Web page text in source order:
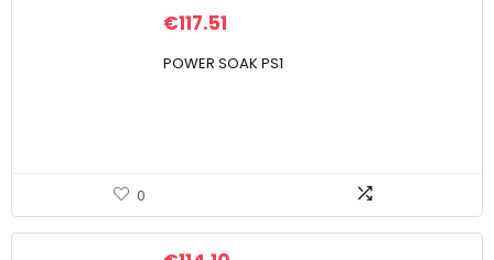
€117.51
POWER SOAK PS1
0